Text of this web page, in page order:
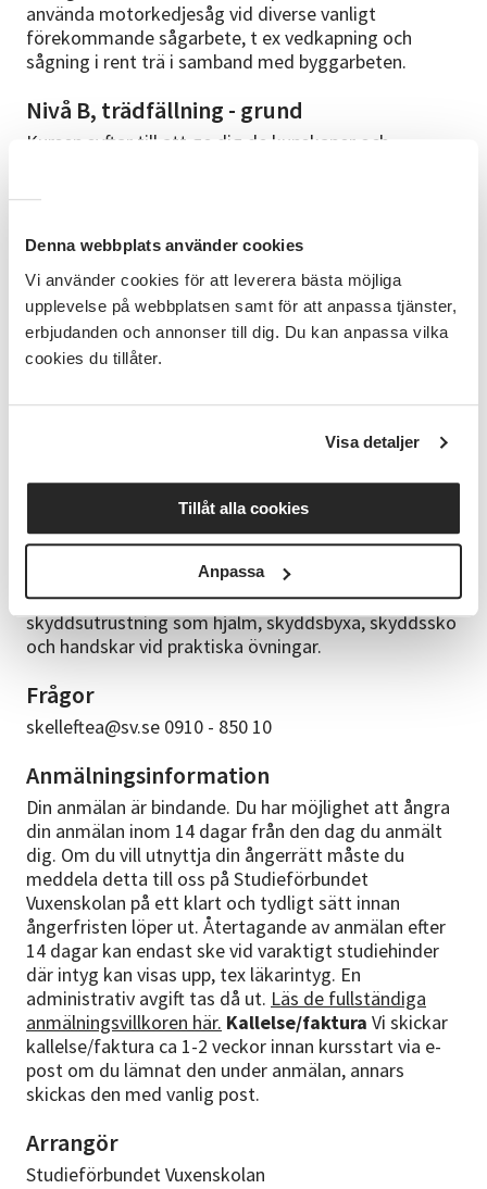
Denna webbplats använder cookies
Vi använder cookies för att leverera bästa möjliga
upplevelse på webbplatsen samt för att anpassa tjänster,
erbjudanden och annonser till dig. Du kan anpassa vilka
cookies du tillåter.
Visa detaljer
Tillåt alla cookies
Anpassa
använda motorkedjesåg vid diverse vanligt
förekommande sågarbete, t ex vedkapning och
sågning i rent trä i samband med byggarbeten.
Nivå B, trädfällning - grund
Kursen syftar till att ge dig de kunskaper och
kapning.
Förkunskaper
Inga förkunskaper krävs.
Kursplan och studiematerial
Under Träff 1 går vi igenom teori A-delen (kvällstid).
pass om filning och skötsel av motorsågen
övningsskog. Efter avslutad kurs avläggs en
uppkörning och provskrivning för nivåerna A och B.
Deltagarna måste ha egen motorsåg,
skyddsutrustning som hjälm, skyddsbyxa, skyddssko
och handskar vid praktiska övningar.
Frågor
skelleftea@sv.se 0910 - 850 10
Anmälningsinformation
Din anmälan är bindande. Du har möjlighet att ångra
din anmälan inom 14 dagar från den dag du anmält
dig. Om du vill utnyttja din ångerrätt måste du
meddela detta till oss på Studieförbundet
Vuxenskolan på ett klart och tydligt sätt innan
ångerfristen löper ut. Återtagande av anmälan efter
14 dagar kan endast ske vid varaktigt studiehinder
där intyg kan visas upp, tex läkarintyg. En
administrativ avgift tas då ut. Läs de fullständiga
anmälningsvillkoren här. Kallelse/faktura Vi skickar
kallelse/faktura ca 1-2 veckor innan kursstart via e-
post om du lämnat den under anmälan, annars
skickas den med vanlig post.
Arrangör
Studieförbundet Vuxenskolan